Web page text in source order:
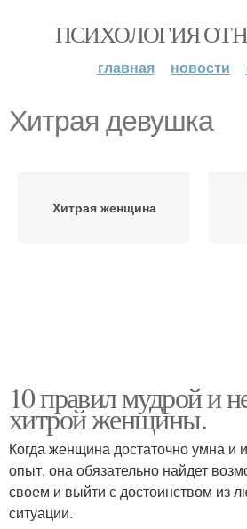
ПСИХОЛОГИЯ
главная новости
Хитрая девушка
Хитрая женщина
10 правил мудрой и
хитрой женщины.
Когда женщина достаточно умна и
опыт, она обязательно найдет
своем и выйти с достоинством из
ситуации.